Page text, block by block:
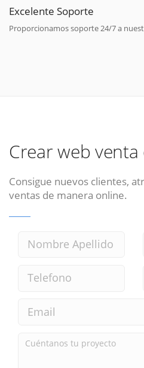
Excelente Soporte
Proporcionamos soporte 24/7 a
Crear web
Consigue nuevos clientes,
ventas de manera online.